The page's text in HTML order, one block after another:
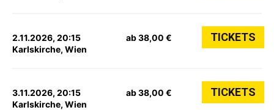
2.11.2026, 20:15
Karlskirche, Wien
ab 38,00 € TICKETS
3.11.2026, 20:15
Karlskirche, Wien
ab 38,00 € TICKETS